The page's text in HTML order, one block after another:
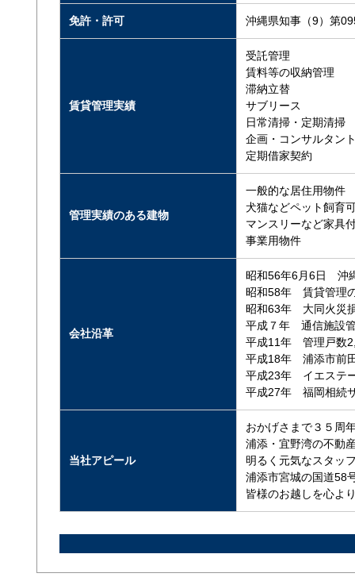
免許・許可 沖縄県知事（9）第
賃貸管理実績
受託管理
賃料等の収納管理
滞納立替
サブリース
日常清掃・定期清掃
企画・コンサルタン
定期借家契約
管理実績のある建物
一般的な居住用物件
犬猫などペット飼育
マンスリーなど家具
事業用物件
会社沿革
昭和56年6月6日 沖
昭和58年 賃貸管理
昭和63年 大同火災
平成７年 通信施設
平成11年 管理戸数
平成18年 浦添市前
平成23年 イエステ
平成27年 福岡相続
当社アピール
おかげさまで３５周
浦添・宜野湾の不動
明るく元気なスタッ
浦添市宮城の国道58
皆様のお越しを心よ